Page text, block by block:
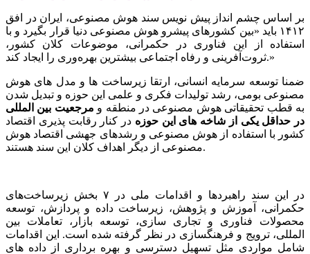
بر اساس چشم انداز پیش نویس سند هوش مصنوعی، ایران در افق
۱۴۱۲ باید «بین کشورهای پیشرو هوش مصنوعی دنیا قرار بگیرد و با
استفاده از این فناوری در حکمرانی، موضوعات کلان کشور،
ثروت‌آفرینی و رفاه اجتماعی بیشترین بهره‌وری را ایجاد کند.»
ضمنا توسعه سرمایه انسانی، ارتقا زیرساخت ها و مدل های هوش
مصنوعی بومی، رشد تولیدات فکری و علمی این حوزه و تبدیل شدن
به قطب تحقیقاتی هوش مصنوعی در منطقه و مرجعیت بین المللی
در حداقل یکی از شاخه های این حوزه در کنار رقابت پذیری اقتصاد
کشور با استفاده از هوش مصنوعی و رشدهای جهشی اقتصاد هوش
مصنوعی از دیگر اهداف کلان این سند هستند.
در این سند راهبردها و اقدامات ملی در ۷ بخش زیرساخت‌های
حکمرانی، آموزش و پژوهش، زیرساخت داده و پردازش، توسعه
محصولات فناوری و تجاری سازی، توسعه بازار، تعاملات بین
المللی، ترویج و فرهنگسازی در نظر گرفته شده است. این اقدامات
شامل مواردی مثل تسهیل دسترسی و بهره برداری از داده های